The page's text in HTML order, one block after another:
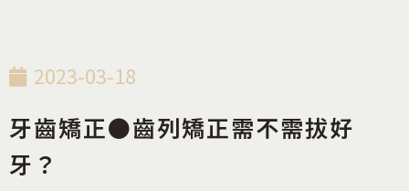
2023-03-18
牙齒矯正●齒列矯正需不需拔好
牙？